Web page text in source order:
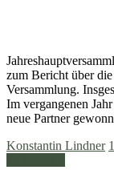
zum Bericht über
Versammlung.
Im vergangenen
neue Partner
Konstantin Lindner